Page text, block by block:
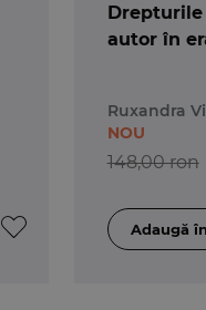
Drepturile
autor în
Ruxandra
148,00 ron
NOU